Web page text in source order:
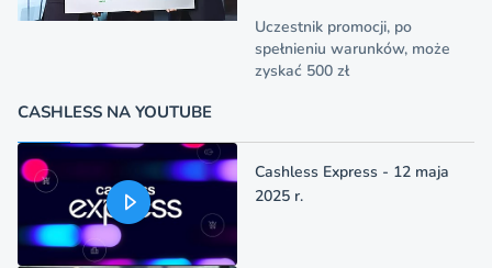
Uczestnik promocji, po
spełnieniu warunków, może
zyskać 500 zł
CASHLESS NA YOUTUBE
Cashless Express - 12 maja
2025 r.